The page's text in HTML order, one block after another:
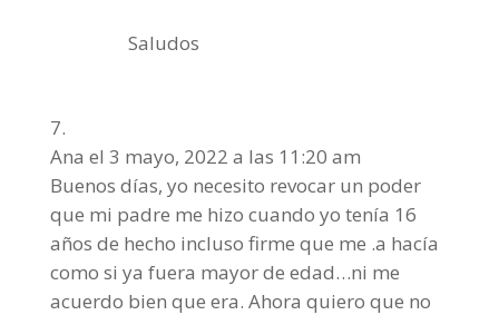
Saludos
Ana el 3 mayo, 2022 a las 11:20 am
Buenos días, yo necesito revocar un poder
que mi padre me hizo cuando yo tenía 16
años de hecho incluso firme que me .a hacía
como si ya fuera mayor de edad…ni me
acuerdo bien que era. Ahora quiero que no